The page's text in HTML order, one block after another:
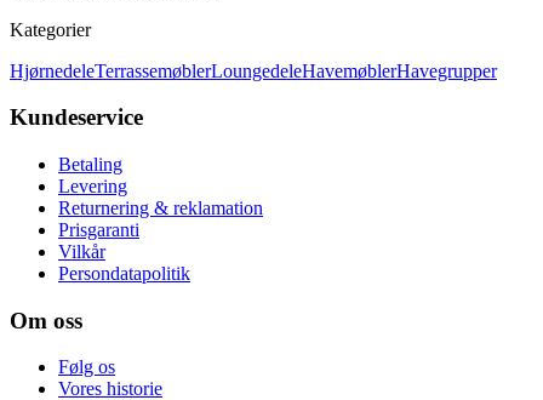
Kategorier
HjørnedeleTerrassemøblerLoungedeleHavemøblerHavegrupper
Kundeservice
Betaling
Levering
Returnering & reklamation
Prisgaranti
Vilkår
Persondatapolitik
Om oss
Følg os
Vores historie